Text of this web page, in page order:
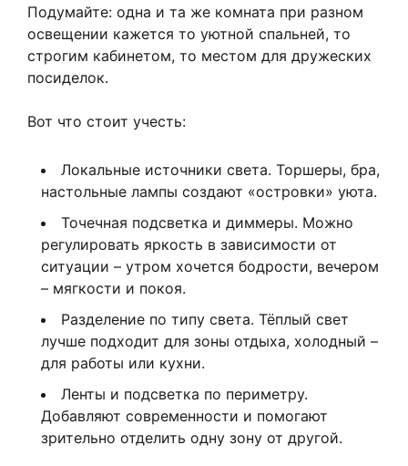
Подумайте: одна и та же комната при разном
освещении кажется то уютной спальней, то
строгим кабинетом, то местом для дружеских
посиделок.
Вот что стоит учесть:
Локальные источники света. Торшеры, бра,
настольные лампы создают «островки» уюта.
Точечная подсветка и диммеры. Можно
регулировать яркость в зависимости от
ситуации – утром хочется бодрости, вечером
– мягкости и покоя.
Разделение по типу света. Тёплый свет
лучше подходит для зоны отдыха, холодный –
для работы или кухни.
Ленты и подсветка по периметру.
Добавляют современности и помогают
зрительно отделить одну зону от другой.